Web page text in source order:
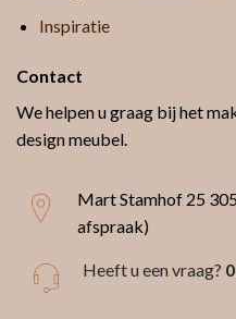
Inspiratie
Contact
We helpen u graag bij het
design meubel.
Mart Stamhof 25
afspraak)
Heeft u een vraag?